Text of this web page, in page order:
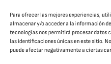
Para ofrecer las mejores experiencias,
almacenar y/o acceder a la información
tecnologías nos permitirá procesar datos
las identificaciones únicas en este sitio.
puede afectar negativamente a ciertas
Magomed Ankalaev volvió a
a Bogdan Guskov por nocaut
dentro de la pelea estelar de